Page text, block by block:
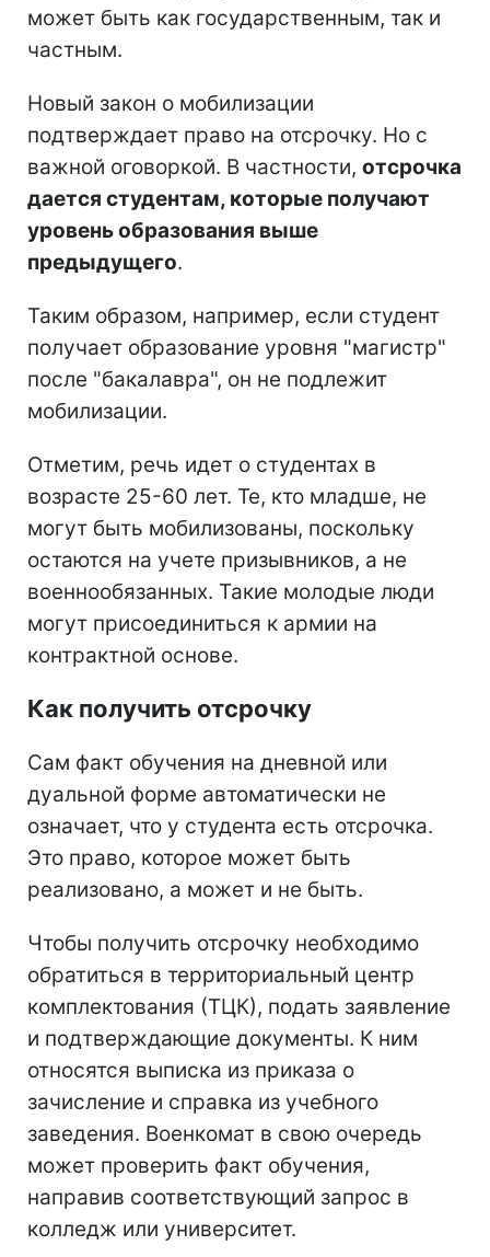
может быть как государственным, так и
частным.
Новый закон о мобилизации
подтверждает право на отсрочку. Но с
важной оговоркой. В частности, отсрочка
дается студентам, которые получают
уровень образования выше
предыдущего.
Таким образом, например, если студент
получает образование уровня "магистр"
после "бакалавра", он не подлежит
мобилизации.
Отметим, речь идет о студентах в
возрасте 25-60 лет. Те, кто младше, не
могут быть мобилизованы, поскольку
остаются на учете призывников, а не
военнообязанных. Такие молодые люди
могут присоединиться к армии на
контрактной основе.
Как получить отсрочку
Сам факт обучения на дневной или
дуальной форме автоматически не
означает, что у студента есть отсрочка.
Это право, которое может быть
реализовано, а может и не быть.
Чтобы получить отсрочку необходимо
обратиться в территориальный центр
комплектования (ТЦК), подать заявление
и подтверждающие документы. К ним
относятся выписка из приказа о
зачисление и справка из учебного
заведения. Военкомат в свою очередь
может проверить факт обучения,
направив соответствующий запрос в
колледж или университет.